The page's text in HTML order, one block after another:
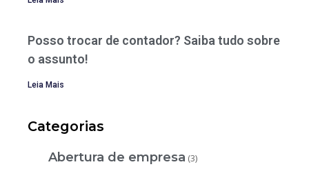
Posso trocar de contador? Saiba tudo sobre
o assunto!
Leia Mais
Categorias
Abertura de empresa (3)